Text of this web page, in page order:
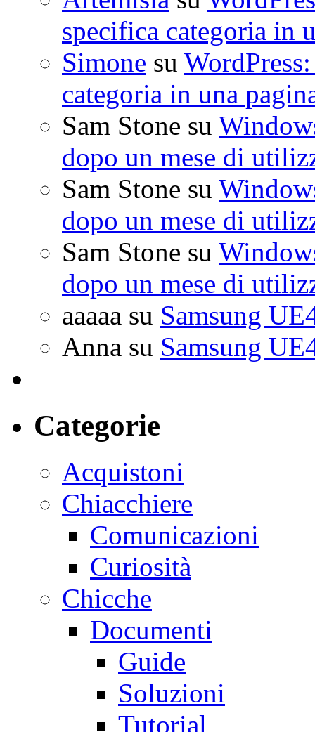
specifica categoria in
Simone su
categoria in una
Sam Stone su
dopo un mese di
Sam Stone su
dopo un mese di
Sam Stone su
dopo un mese di
aaaaa su Samsung
Anna su Samsung
Categorie
Acquistoni
Chiacchiere
Comunicazioni
Curiosità
Chicche
Documenti
Guide
Soluzioni
Tutorial